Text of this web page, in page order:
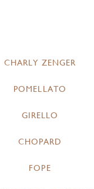
CHARLY ZENGER
POMELLATO
GIRELLO
CHOPARD
FOPE